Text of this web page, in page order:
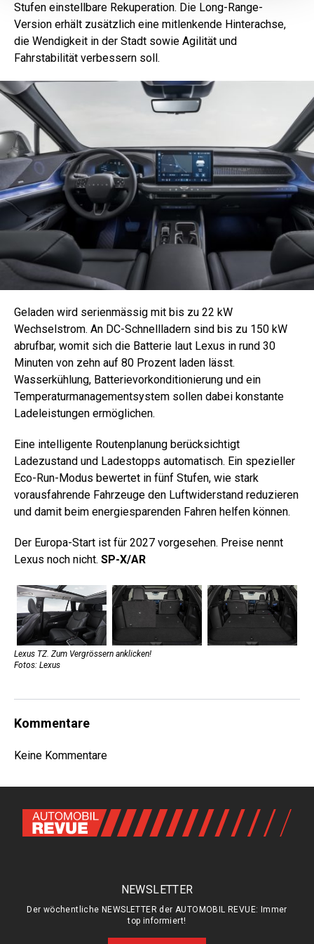
Stufen einstellbare Rekuperation. Die Long-Range-
Version erhält zusätzlich eine mitlenkende Hinterachse,
die Wendigkeit in der Stadt sowie Agilität und
Fahrstabilität verbessern soll.
Geladen wird serienmässig mit bis zu 22 kW
Wechselstrom. An DC-Schnellladern sind bis zu 150 kW
abrufbar, womit sich die Batterie laut Lexus in rund 30
Minuten von zehn auf 80 Prozent laden lässt.
Wasserkühlung, Batterievorkonditionierung und ein
Temperaturmanagementsystem sollen dabei konstante
Ladeleistungen ermöglichen.
Eine intelligente Routenplanung berücksichtigt
Ladezustand und Ladestopps automatisch. Ein spezieller
Eco-Run-Modus bewertet in fünf Stufen, wie stark
vorausfahrende Fahrzeuge den Luftwiderstand reduzieren
und damit beim energiesparenden Fahren helfen können.
Der Europa-Start ist für 2027 vorgesehen. Preise nennt
Lexus noch nicht. SP-X/AR
Lexus TZ. Zum Vergrössern anklicken!
Fotos: Lexus
Kommentare
Keine Kommentare
NEWSLETTER
Der wöchentliche NEWSLETTER der AUTOMOBIL REVUE: Immer
top informiert!